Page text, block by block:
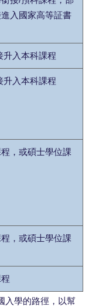
入國家高等証書
升入本科課程
升入本科課程
，或碩士學位課
，或碩士學位課
入學的路徑，以幫